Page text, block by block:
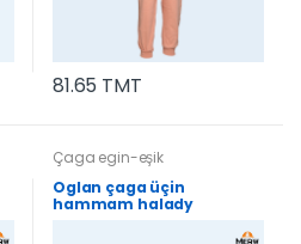
81.65 TMT
Çaga egin-eşik
Oglan çaga üçin
hammam halady